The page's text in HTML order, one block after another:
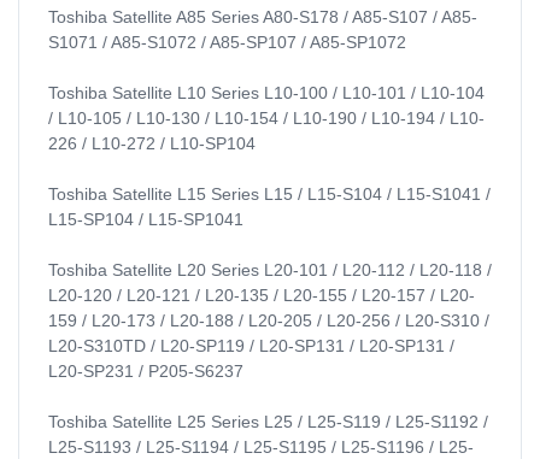
Toshiba Satellite A85 Series A80-S178 / A85-S107 / A85-
S1071 / A85-S1072 / A85-SP107 / A85-SP1072
Toshiba Satellite L10 Series L10-100 / L10-101 / L10-104
/ L10-105 / L10-130 / L10-154 / L10-190 / L10-194 / L10-
226 / L10-272 / L10-SP104
Toshiba Satellite L15 Series L15 / L15-S104 / L15-S1041 /
L15-SP104 / L15-SP1041
Toshiba Satellite L20 Series L20-101 / L20-112 / L20-118 /
L20-120 / L20-121 / L20-135 / L20-155 / L20-157 / L20-
159 / L20-173 / L20-188 / L20-205 / L20-256 / L20-S310 /
L20-S310TD / L20-SP119 / L20-SP131 / L20-SP131 /
L20-SP231 / P205-S6237
Toshiba Satellite L25 Series L25 / L25-S119 / L25-S1192 /
L25-S1193 / L25-S1194 / L25-S1195 / L25-S1196 / L25-